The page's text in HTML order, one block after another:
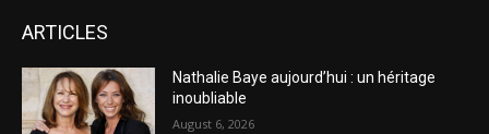
ARTICLES
Nathalie Baye aujourd’hui : un héritage
inoubliable
August 6, 2026